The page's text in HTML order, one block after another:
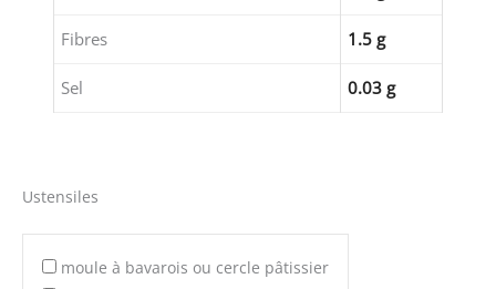
Fibres 1.5 g
Sel 0.03 g
Ustensiles
moule à bavarois ou cercle pâtissier